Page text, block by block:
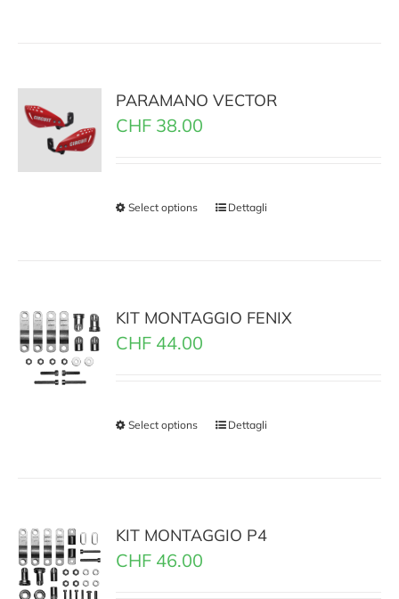
PARAMANO VECTOR
CHF 38.00
Select options Dettagli
KIT MONTAGGIO FENIX
CHF 44.00
Select options Dettagli
KIT MONTAGGIO P4
CHF 46.00